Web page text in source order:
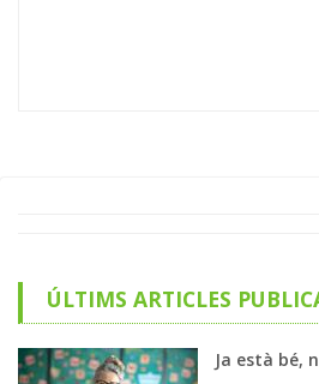
ÚLTIMS ARTICLES
Ja està bé,